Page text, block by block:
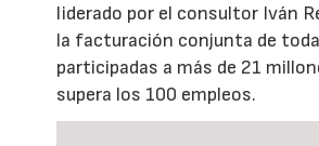
liderado por el consultor Iván
la facturación conjunta de
participadas a más de 21
supera los 100 empleos.